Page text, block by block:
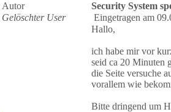
Autor
Security System
Gelöschter User
Eingetragen am
Hallo,
ich habe mir vor
seid ca 20 Minuten
die Seite versuche
vorallem wie
Bitte dringend um